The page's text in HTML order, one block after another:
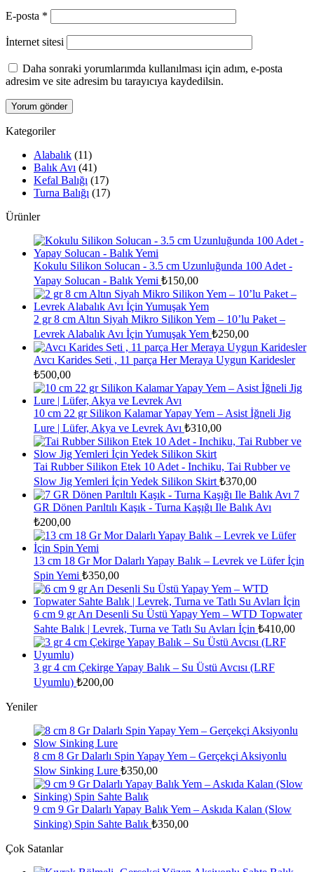
E-posta *
İnternet sitesi
Daha sonraki yorumlarımda kullanılması için adım, e-posta
adresim ve site adresim bu tarayıcıya kaydedilsin.
Kategoriler
Alabalık (11)
Balık Avı (41)
Kefal Balığı (17)
Turna Balığı (17)
Ürünler
Kokulu Silikon Solucan - 3.5 cm Uzunluğunda 100 Adet -
Yapay Solucan - Balık Yemi ₺150,00
2 gr 8 cm Altın Siyah Mikro Silikon Yem – 10’lu Paket –
Levrek Alabalık Avı İçin Yumuşak Yem ₺250,00
Avcı Karides Seti , 11 parça Her Meraya Uygun Karidesler
₺500,00
10 cm 22 gr Silikon Kalamar Yapay Yem – Asist İğneli Jig
Lure | Lüfer, Akya ve Levrek Avı ₺310,00
Tai Rubber Silikon Etek 10 Adet - Inchiku, Tai Rubber ve
Slow Jig Yemleri İçin Yedek Silikon Skirt ₺370,00
7
GR Dönen Parıltılı Kaşık - Turna Kaşığı Ile Balık Avı
₺200,00
13 cm 18 Gr Mor Dalarlı Yapay Balık – Levrek ve Lüfer İçin
Spin Yemi ₺350,00
6 cm 9 gr Arı Desenli Su Üstü Yapay Yem – WTD Topwater
Sahte Balık | Levrek, Turna ve Tatlı Su Avları İçin ₺410,00
3 gr 4 cm Çekirge Yapay Balık – Su Üstü Avcısı (LRF
Uyumlu) ₺200,00
Yeniler
8 cm 8 Gr Dalarlı Spin Yapay Yem – Gerçekçi Aksiyonlu
Slow Sinking Lure ₺350,00
9 cm 9 Gr Dalarlı Yapay Balık Yem – Askıda Kalan (Slow
Sinking) Spin Sahte Balık ₺350,00
Çok Satanlar